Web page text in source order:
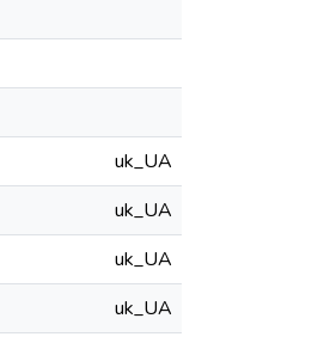
uk_UA
uk_UA
uk_UA
uk_UA